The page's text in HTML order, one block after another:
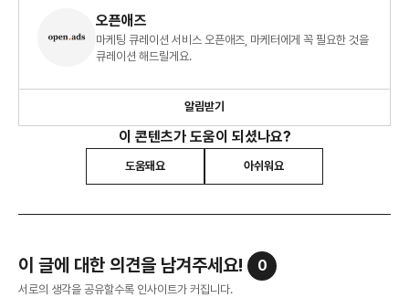
오픈애즈
마케팅 큐레이션 서비스 오픈애즈, 마케터에게 꼭 필요한 것을
큐레이션 해드릴게요.
알림받기
이 콘텐츠가 도움이 되셨나요?
도움돼요 아쉬워요
이 글에 대한 의견을 남겨주세요! 0
서로의 생각을 공유할수록 인사이트가 커집니다.